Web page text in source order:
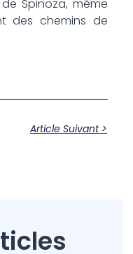
Spinoza, même
des chemins de
Article Suivant >